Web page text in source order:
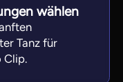
wählen
Tanz für
Clip.